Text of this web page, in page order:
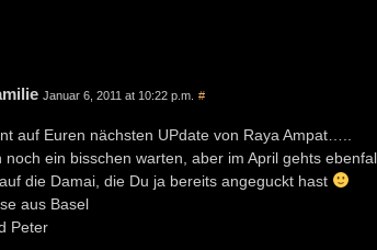
Januar 6, 2011 at 10:22 p.m. #
auf Euren nächsten UPdate von Raya Ampat…..
noch ein bisschen warten, aber im April gehts
die Damai, die Du ja bereits angeguckt hast
aus Basel
Peter